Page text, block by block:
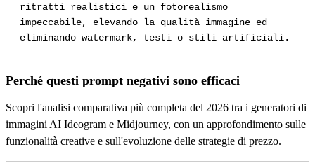
ritratti realistici e un fotorealismo
impeccabile, elevando la qualità immagine ed
eliminando watermark, testi o stili artificiali.
Perché questi prompt negativi sono efficaci
Scopri l'analisi comparativa più completa del 2026 tra i generatori di
immagini AI Ideogram e Midjourney, con un approfondimento sulle
funzionalità creative e sull'evoluzione delle strategie di prezzo.